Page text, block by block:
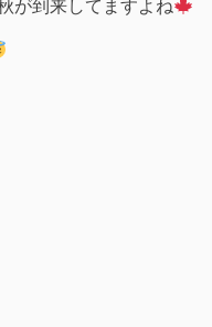
が到来してますよね